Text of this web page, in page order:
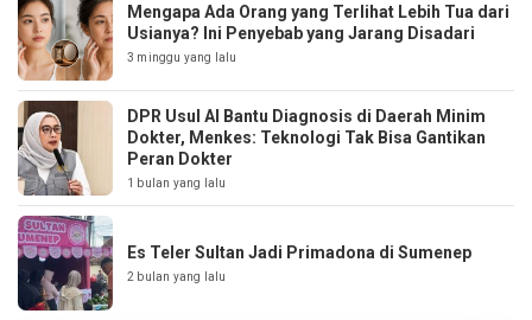
Mengapa Ada Orang yang Terlihat Lebih Tua dari
Usianya? Ini Penyebab yang Jarang Disadari
3 minggu yang lalu
DPR Usul AI Bantu Diagnosis di Daerah Minim
Dokter, Menkes: Teknologi Tak Bisa Gantikan
Peran Dokter
1 bulan yang lalu
Es Teler Sultan Jadi Primadona di Sumenep
2 bulan yang lalu